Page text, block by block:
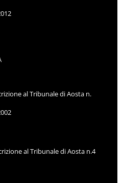
al Tribunale di Aosta n.
al Tribunale di Aosta n.4